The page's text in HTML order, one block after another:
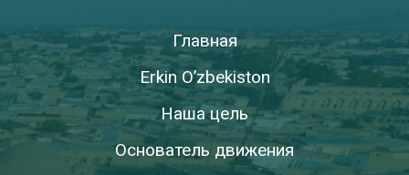
Главная
Erkin O’zbekiston
Наша цель
Основатель движения